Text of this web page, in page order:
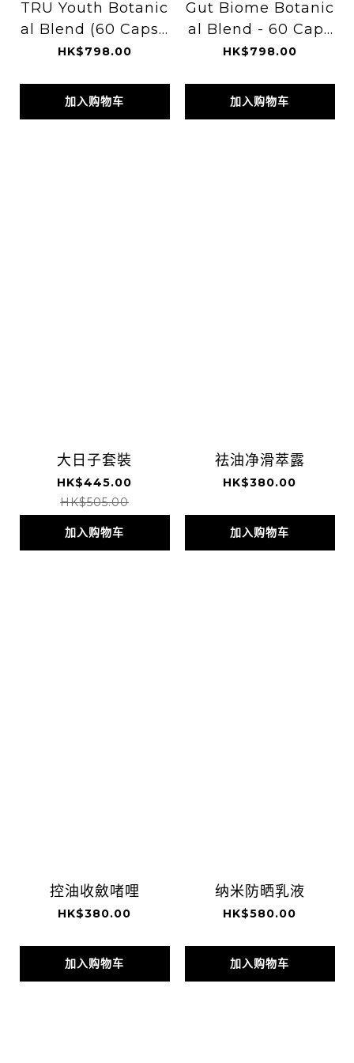
TRU Youth Botanic
al Blend (60 Capsu
les)
HK$798.00
加入购物车
Gut Biome Botanic
al Blend - 60 Caps
ules
HK$798.00
加入购物车
大日子套裝
HK$445.00
HK$505.00
加入购物车
祛油净滑萃露
HK$380.00
加入购物车
控油收斂啫哩
HK$380.00
加入购物车
纳米防晒乳液
HK$580.00
加入购物车